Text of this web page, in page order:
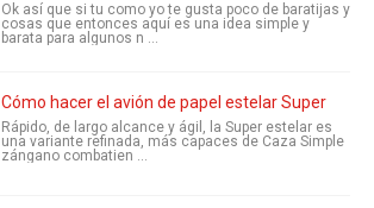
Ok así que si tu como yo te gusta poco de baratijas y
cosas que entonces aquí es una idea simple y
barata para algunos n ...
Cómo hacer el avión de papel estelar Super
Rápido, de largo alcance y ágil, la Super estelar es
una variante refinada, más capaces de Caza Simple
zángano combatien ...